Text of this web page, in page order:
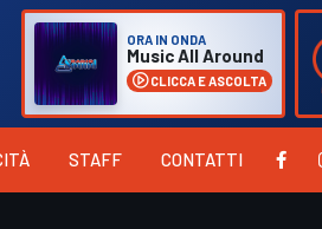
ORA IN ONDA
Music All Around
CLICCA E ASCOLTA
STAFF CONTATTI